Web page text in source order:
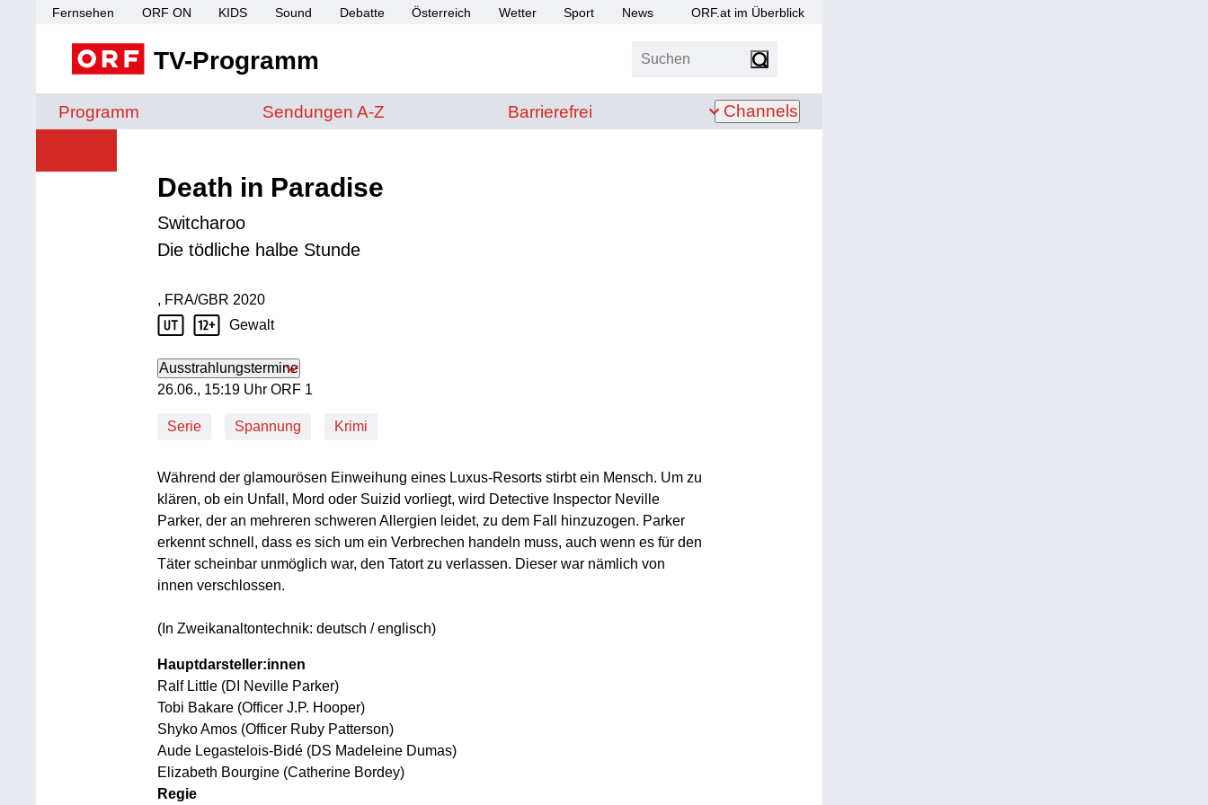
Fernsehen ORF ON KIDS Sound Debatte Österreich Wetter Sport News ORF.at im Überblick
TV-Programm Suchen
Programm Sendungen von A bis Z
Sendungen A-Z Barrierefrei
Barrierefrei Channels
Death in Paradise
Switcharoo
Die tödliche halbe Stunde
Produktionsland: FRA/GBR
, FRA/GBR
Produktionsjahr: 2020
2020
Jugendschutz Beschreibung: Gewalt
Gewalt
Ausstrahlungstermine
26. Juni, 15:19 Uhr in ORF 1
26.06., 15:19 Uhr ORF 1
Serie Spannung Krimi
Während der glamourösen Einweihung eines Luxus-Resorts stirbt ein Mensch. Um zu
klären, ob ein Unfall, Mord oder Suizid vorliegt, wird Detective Inspector Neville
Parker, der an mehreren schweren Allergien leidet, zu dem Fall hinzuzogen. Parker
erkennt schnell, dass es sich um ein Verbrechen handeln muss, auch wenn es für den
Täter scheinbar unmöglich war, den Tatort zu verlassen. Dieser war nämlich von
innen verschlossen.
(In Zweikanaltontechnik: deutsch / englisch)
Hauptdarsteller:innen
Ralf Little (DI Neville Parker)
Tobi Bakare (Officer J.P. Hooper)
Shyko Amos (Officer Ruby Patterson)
Aude Legastelois-Bidé (DS Madeleine Dumas)
Elizabeth Bourgine (Catherine Bordey)
Regie